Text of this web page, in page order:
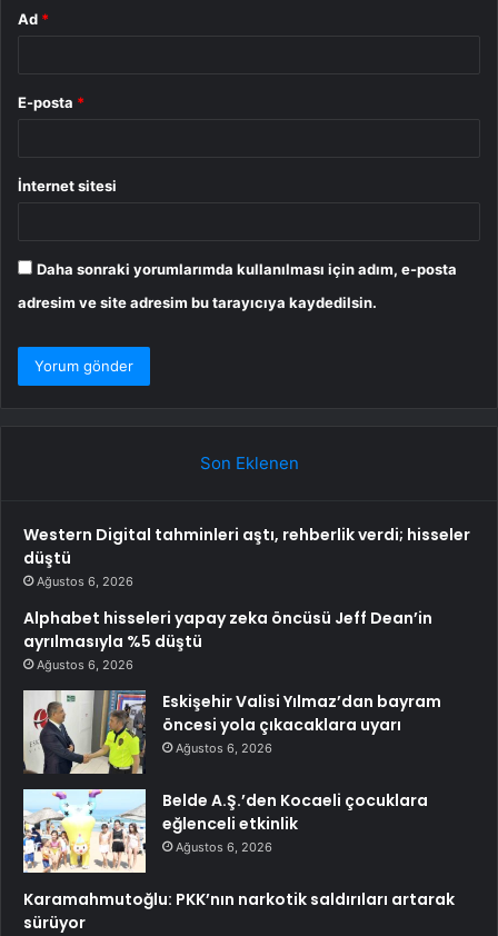
Ad *
E-posta *
İnternet sitesi
Daha sonraki yorumlarımda kullanılması için adım, e-posta
adresim ve site adresim bu tarayıcıya kaydedilsin.
Son Eklenen
Western Digital tahminleri aştı, rehberlik verdi; hisseler
düştü
Ağustos 6, 2026
Alphabet hisseleri yapay zeka öncüsü Jeff Dean’in
ayrılmasıyla %5 düştü
Ağustos 6, 2026
Eskişehir Valisi Yılmaz’dan bayram
öncesi yola çıkacaklara uyarı
Ağustos 6, 2026
Belde A.Ş.’den Kocaeli çocuklara
eğlenceli etkinlik
Ağustos 6, 2026
Karamahmutoğlu: PKK’nın narkotik saldırıları artarak
sürüyor